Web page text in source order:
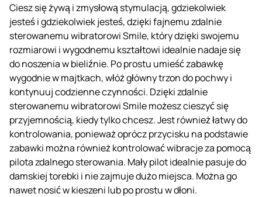
Ciesz się żywą i zmysłową stymulacją, gdziekolwiek
jesteś i gdziekolwiek jesteś, dzięki fajnemu zdalnie
sterowanemu wibratorowi Smile, który dzięki swojemu
rozmiarowi i wygodnemu kształtowi idealnie nadaje się
do noszenia w bieliźnie. Po prostu umieść zabawkę
wygodnie w majtkach, włóż główny trzon do pochwy i
kontynuuj codzienne czynności. Dzięki zdalnie
sterowanemu wibratorowi Smile możesz cieszyć się
przyjemnością, kiedy tylko chcesz. Jest również łatwy do
kontrolowania, ponieważ oprócz przycisku na podstawie
zabawki można również kontrolować wibracje za pomocą
pilota zdalnego sterowania. Mały pilot idealnie pasuje do
damskiej torebki i nie zajmuje dużo miejsca. Można go
nawet nosić w kieszeni lub po prostu w dłoni.